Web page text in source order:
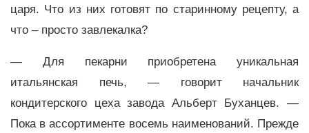
царя. Что из них готовят по старинному рецепту, а
что – просто завлекалка?
— Для пекарни приобретена уникальная
итальянская печь, — говорит начальник
кондитерского цеха завода Альберт Буханцев. —
Пока в ассортименте восемь наименований. Прежде